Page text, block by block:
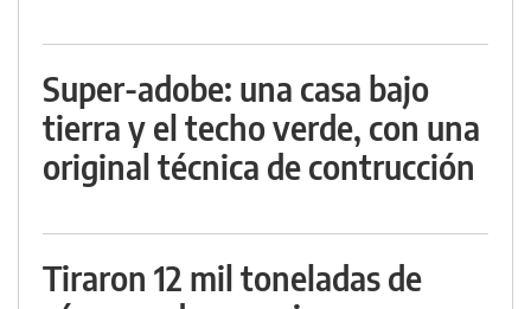
Super-adobe: una casa bajo
tierra y el techo verde, con una
original técnica de contrucción
Tiraron 12 mil toneladas de